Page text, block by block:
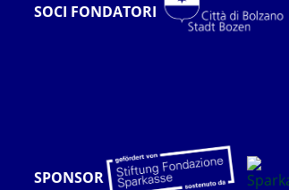
SOCI FONDATORI
SPONSOR